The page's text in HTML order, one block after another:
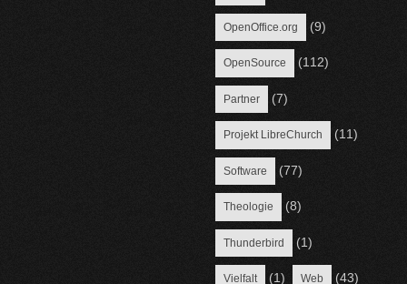
OpenOffice.org (9)
OpenSource (112)
Partner (7)
Projekt LibreChurch (11)
Software (77)
Theologie (8)
Thunderbird (1)
Vielfalt (1) Web (43)